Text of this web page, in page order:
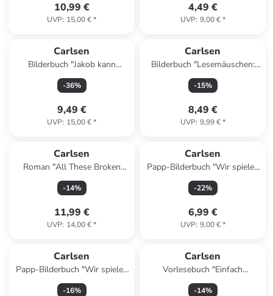
10,99 €
UVP: 15,00 €*
4,49 €
UVP: 9,00 €*
Carlsen
Bilderbuch "Jakob kann
zaubern"
-36%
9,49 €
UVP: 15,00 €*
Carlsen
Bilderbuch "Lesemäuschen:
Zehn kleine Zappelmänner
und noch mehr Fingerspiele"
-15%
8,49 €
UVP: 9,99 €*
Carlsen
Roman "All These Broken
Strings"
-14%
11,99 €
UVP: 14,00 €*
Carlsen
Papp-Bilderbuch "Wir spielen
Einkaufen: Buchhandlung"
-22%
6,99 €
UVP: 9,00 €*
Carlsen
Papp-Bilderbuch "Wir spielen
Einkaufen: Bäckerei"
-16%
Carlsen
Vorlesebuch "Einfach
buddeln!"
-14%